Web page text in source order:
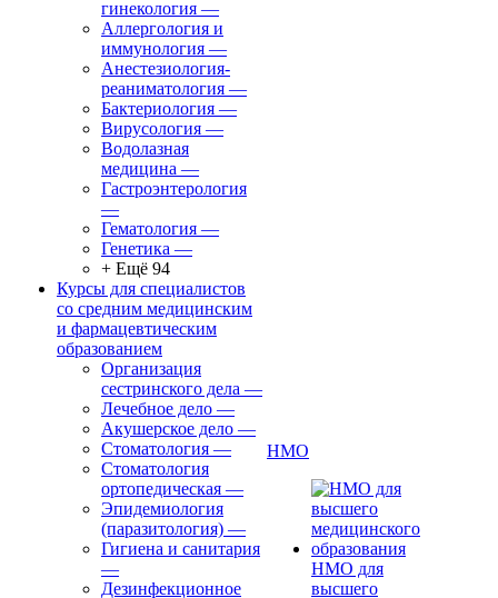
гинекология —
Аллергология и
иммунология —
Анестезиология-
реаниматология —
Бактериология —
Вирусология —
Водолазная
медицина —
Гастроэнтерология
—
Гематология —
Генетика —
+ Ещё 94
Курсы для специалистов
со средним медицинским
и фармацевтическим
образованием
Организация
сестринского дела —
Лечебное дело —
Акушерское дело —
Стоматология —
Стоматология
ортопедическая —
Эпидемиология
(паразитология) —
Гигиена и санитария
—
Дезинфекционное
НМО
НМО для
высшего